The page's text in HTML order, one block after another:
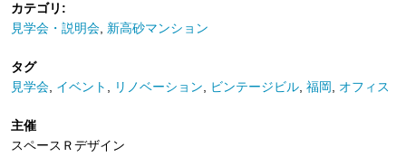
カテゴリ:
見学会・説明会 新高砂マンション
タグ
見学会 イベント リノベーション ビンテージビル 福岡 オフィス
主催
スペースＲデザイン